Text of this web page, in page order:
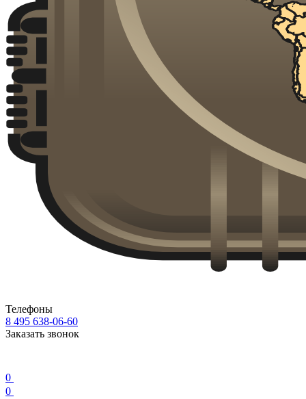
Телефоны
8 495 638-06-60
Заказать звонок
0
0